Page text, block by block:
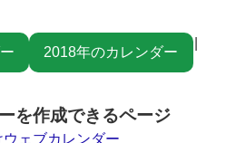
2018年のカレンダー
を作成できるページ
ウェブカレンダー